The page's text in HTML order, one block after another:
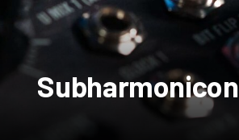
Subharmonicon